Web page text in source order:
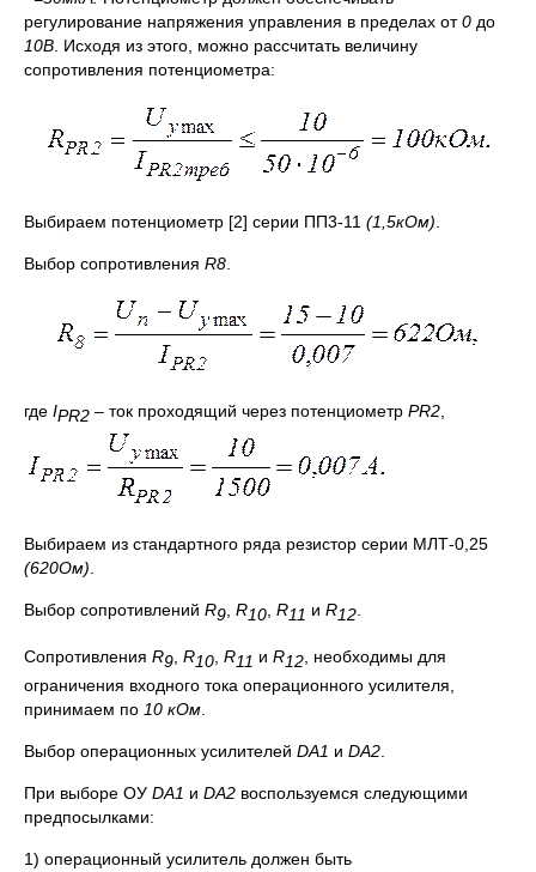
регулирование напряжения управления в пределах от0 до
10В . Исходя из этого, можно рассчитать величину
сопротивления потенциометра:
Выбираем потенциометр [2] серии ПП3-11 (1,5кОм)
Выбор сопротивления R8
где IPR2 – ток проходящий через потенциометр PR2
Выбираем из стандартного ряда резистор серии МЛТ-0,25
(620Ом).
Выбор сопротивлений R9, R10, R11 и R12.
Сопротивления R9, R10, R11 и R12, необходимы для
ограничения входного тока операционного усилителя,
принимаем по 10 кОм
Выбор операционных усилителей DA1 и DA2
При выборе ОУ DA1 и DA2 воспользуемся следующими
предпосылками:
1) операционный усилитель должен быть